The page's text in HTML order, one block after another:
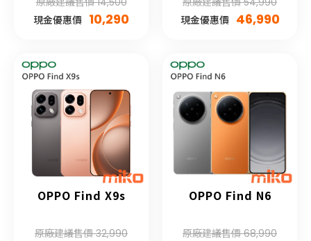
現金優惠價 10,290
現金優惠價 46,990
OPPO Find X9s
原廠建議售價 32,990
OPPO Find N6
原廠建議售價 68,990